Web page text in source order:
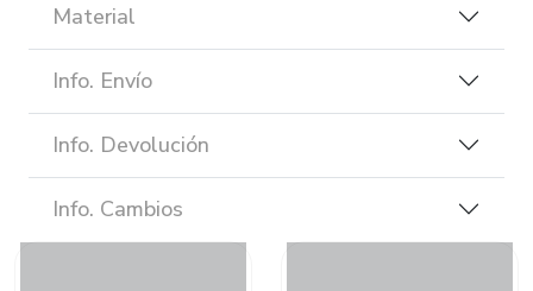
Material
Info. Envío
Info. Devolución
Info. Cambios